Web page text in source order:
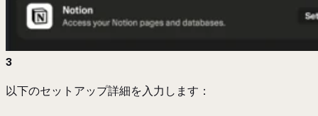
3
以下のセットアップ詳細を入力します：